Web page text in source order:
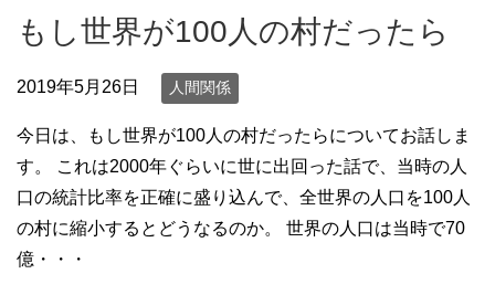
もし世界が100人の村だったら
2019年5月26日 人間関係
今日は、もし世界が100人の村だったらについてお話しま
す。 これは2000年ぐらいに世に出回った話で、当時の人
口の統計比率を正確に盛り込んで、全世界の人口を100人
の村に縮小するとどうなるのか。 世界の人口は当時で70
億・・・